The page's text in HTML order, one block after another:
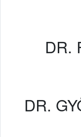
DR.
DR.